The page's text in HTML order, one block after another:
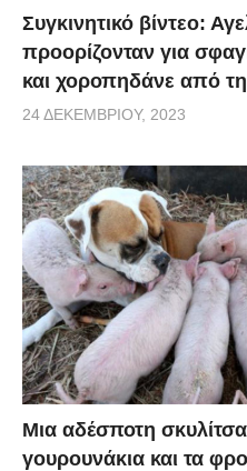
Συγκινητικό βίντεο:
προορίζονταν για
και χοροπηδάνε από
24 ΔΕΚΕΜΒΡΊΟΥ, 2023
Μια αδέσποτη
γουρουνάκια και τα